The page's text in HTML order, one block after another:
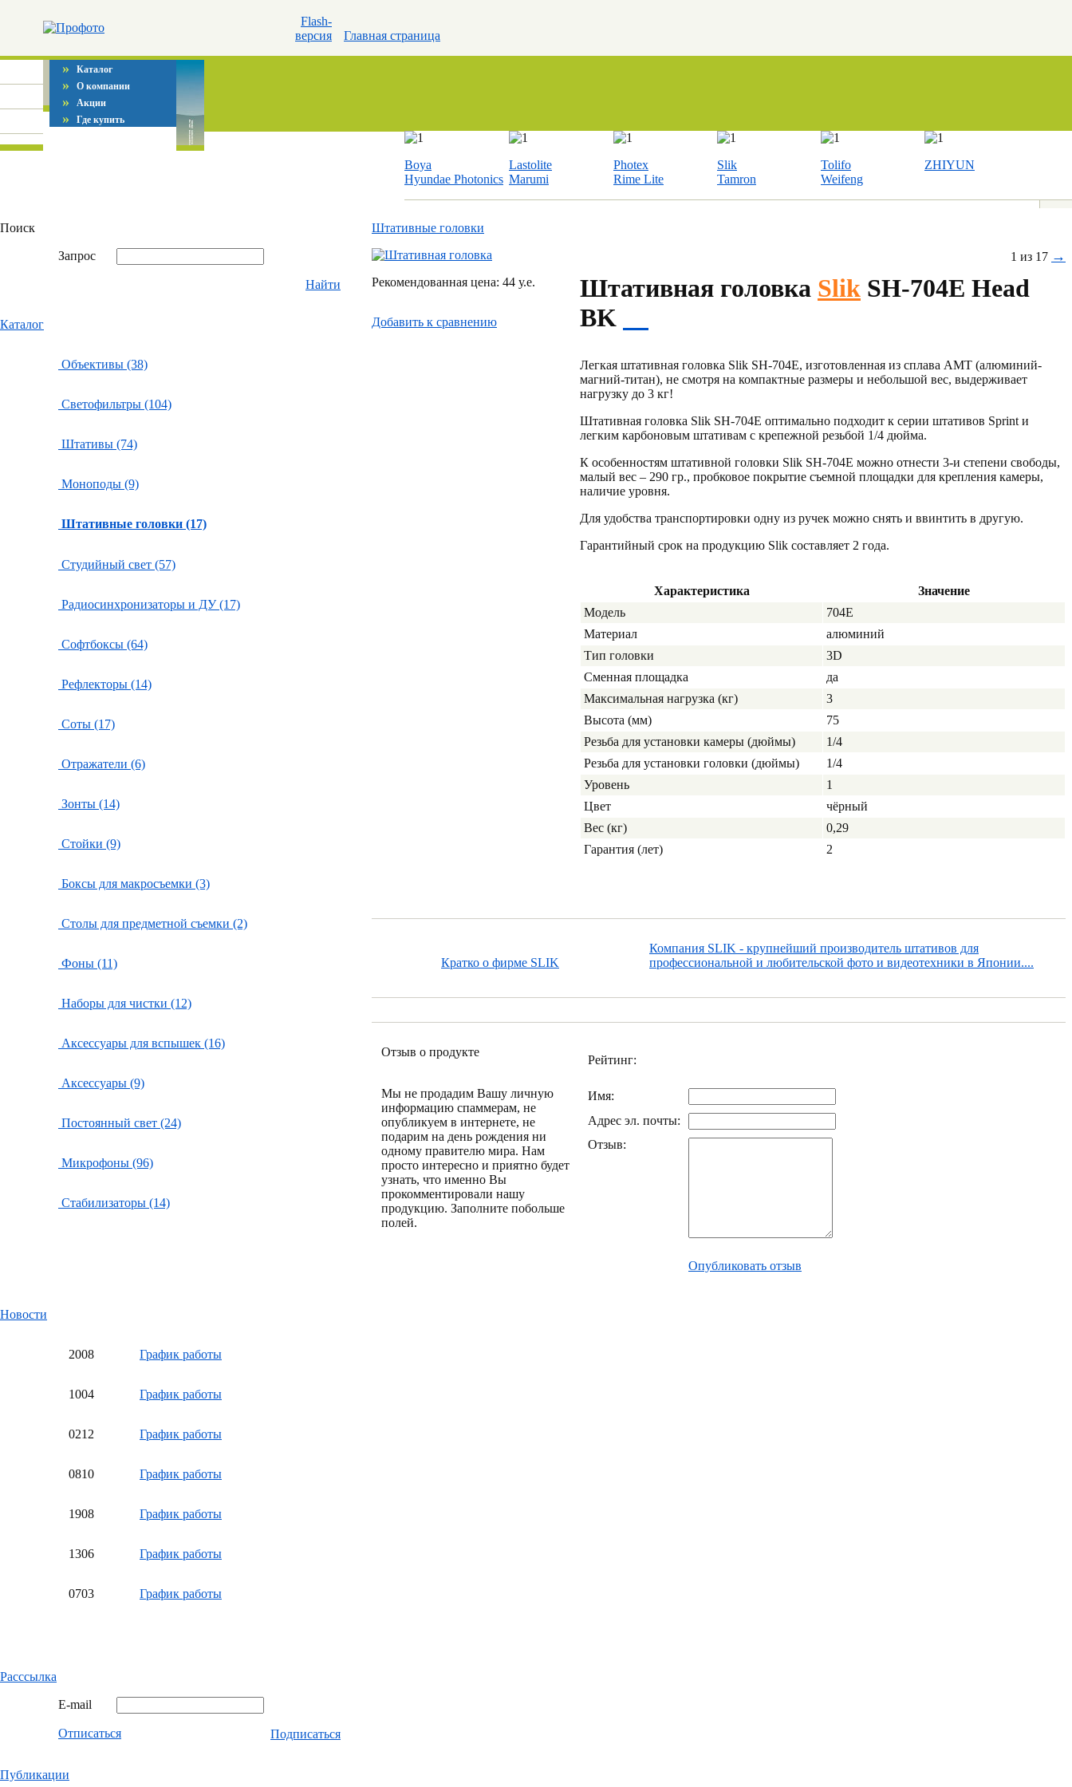
Flash-
версия
Главная страница
» Каталог
» О компании
» Акции
» Где купить
Boya
Hyundae Photonics
Lastolite
Marumi
Photex
Rime Lite
Slik
Tamron
Tolifo
Weifeng
ZHIYUN
Поиск
Запрос
Найти
Каталог
Объективы (38)
Светофильтры (104)
Штативы (74)
Моноподы (9)
Штативные головки (17)
Студийный свет (57)
Радиосинхронизаторы и ДУ (17)
Софтбоксы (64)
Рефлекторы (14)
Соты (17)
Отражатели (6)
Зонты (14)
Стойки (9)
Боксы для макросъемки (3)
Столы для предметной съемки (2)
Фоны (11)
Наборы для чистки (12)
Аксессуары для вспышек (16)
Аксессуары (9)
Постоянный свет (24)
Микрофоны (96)
Стабилизаторы (14)
Новости
2008 График работы
1004 График работы
0212 График работы
0810 График работы
1908 График работы
1306 График работы
0703 График работы
Расссылка
E-mail
Отписаться Подписаться
Публикации
Штативные головки
Рекомендованная цена: 44 у.е.
Добавить к cравнению
1 из 17 →
Штативная головка Slik SH-704E Head
BK
Легкая штативная головка Slik SH-704Е, изготовленная из сплава АМТ (алюминий-
магний-титан), не смотря на компактные размеры и небольшой вес, выдерживает
нагрузку до 3 кг!
Штативная головка Slik SH-704Е оптимально подходит к серии штативов Sprint и
легким карбоновым штативам с крепежной резьбой 1/4 дюйма.
К особенностям штативной головки Slik SH-704Е можно отнести 3-и степени свободы,
малый вес – 290 гр., пробковое покрытие съемной площадки для крепления камеры,
наличие уровня.
Для удобства транспортировки одну из ручек можно снять и ввинтить в другую.
Гарантийный срок на продукцию Slik составляет 2 года.
Характеристика
Значение
Модель
704Е
Материал
алюминий
Тип головки
3D
Сменная площадка
да
Максимальная нагрузка (кг)
3
Высота (мм)
75
Резьба для установки камеры (дюймы)
1/4
Резьба для установки головки (дюймы)
1/4
Уровень
1
Цвет
чёрный
Вес (кг)
0,29
Гарантия (лет)
2
Кратко о фирме SLIK
Компания SLIK - крупнейший производитель штативов для
профессиональной и любительской фото и видеотехники в Японии....
Отзыв о продукте
Мы не продадим Вашу личную
информацию спаммерам, не
опубликуем в интернете, не
подарим на день рождения ни
одному правителю мира. Нам
просто интересно и приятно будет
узнать, что именно Вы
прокомментировали нашу
продукцию. Заполните побольше
полей.
Рейтинг:
Имя:
Адрес эл. почты:
Отзыв:
Опубликовать отзыв